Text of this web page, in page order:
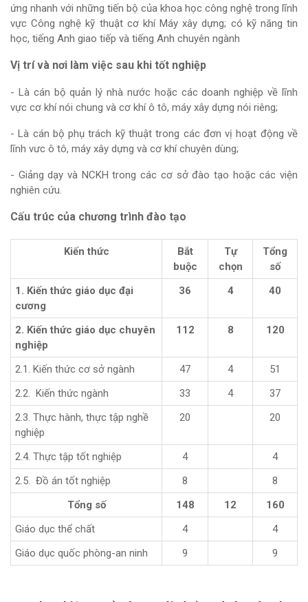
ứng nhanh với những tiến bộ của khoa học công nghệ trong lĩnh
vực Công nghệ kỹ thuật cơ khí Máy xây dựng; có kỹ năng tin
học, tiếng Anh giao tiếp và tiếng Anh chuyên ngành
Vị trí và nơi làm việc sau khi tốt nghiệp
- Là cán bộ quản lý nhà nước hoặc các doanh nghiệp về lĩnh
vực cơ khí nói chung và cơ khí ô tô, máy xây dựng nói riêng;
- Là cán bộ phụ trách kỹ thuật trong các đơn vị hoạt động về
lĩnh vưc ô tô, máy xây dựng và cơ khí chuyên dùng;
- Giảng dạy và NCKH trong các cơ sở đào tạo hoặc các viện
nghiên cứu.
Cấu trúc của chương trình đào tạo
Kiến thức
Bắt
buộc
Tự
chọn
Tổng
số
1. Kiến thức giáo dục đại
cương
36 4 40
2. Kiến thức giáo dục chuyên
nghiệp
112 8 120
2.1. Kiến thức cơ sở ngành 47 4
51
2.2. Kiến thức ngành
33 4
37
2.3. Thực hành, thực tập nghề
nghiệp
20 20
2.4. Thực tập tốt nghiệp 4
4
2.5. Đồ án tốt nghiệp
8
8
Tổng số
148 12
160
Giáo dục thể chất
4
4
Giáo dục quốc phòng-an ninh
9 9